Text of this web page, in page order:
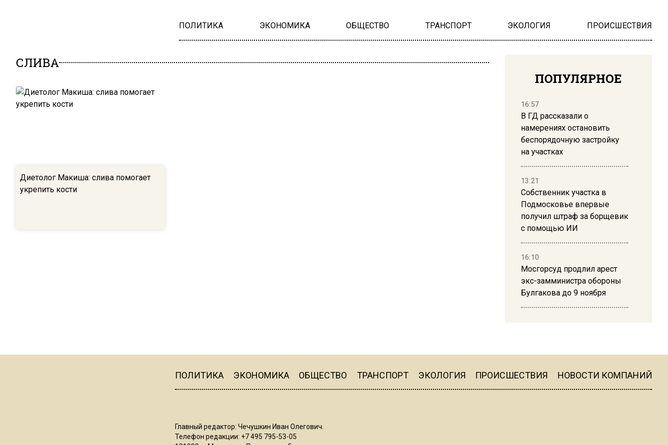
ПОЛИТИКА ЭКОНОМИКА ОБЩЕСТВО ТРАНСПОРТ ЭКОЛОГИЯ ПРОИСШЕСТВИЯ
СЛИВА
Диетолог Макиша: слива помогает
укрепить кости
ПОПУЛЯРНОЕ
16:57
В ГД рассказали о
намерениях остановить
беспорядочную застройку
на участках
13:21
Собственник участка в
Подмосковье впервые
получил штраф за борщевик
с помощью ИИ
16:10
Мосгорсуд продлил арест
экс-замминистра обороны
Булгакова до 9 ноября
16:19
ПОЛИТИКА ЭКОНОМИКА ОБЩЕСТВО ТРАНСПОРТ ЭКОЛОГИЯ ПРОИСШЕСТВИЯ НОВОСТИ КОМПАНИЙ
Главный редактор: Чечушкин Иван Олегович.
Телефон редакции: +7 495 795-53-05